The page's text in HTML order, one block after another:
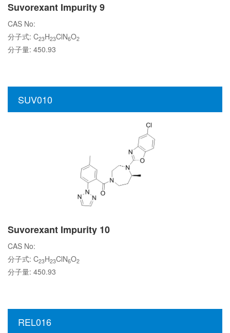
Suvorexant Impurity 9
CAS No:
分子式: C23H23ClN6O2
分子量: 450.93
SUV010
Suvorexant Impurity 10
CAS No:
分子式: C23H23ClN6O2
分子量: 450.93
REL016